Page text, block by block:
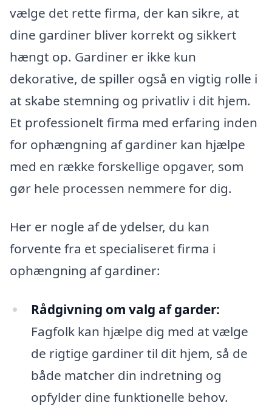
vælge det rette firma, der kan sikre, at
dine gardiner bliver korrekt og sikkert
hængt op. Gardiner er ikke kun
dekorative, de spiller også en vigtig rolle i
at skabe stemning og privatliv i dit hjem.
Et professionelt firma med erfaring inden
for ophængning af gardiner kan hjælpe
med en række forskellige opgaver, som
gør hele processen nemmere for dig.
Her er nogle af de ydelser, du kan
forvente fra et specialiseret firma i
ophængning af gardiner:
Rådgivning om valg af garder:
Fagfolk kan hjælpe dig med at vælge
de rigtige gardiner til dit hjem, så de
både matcher din indretning og
opfylder dine funktionelle behov.